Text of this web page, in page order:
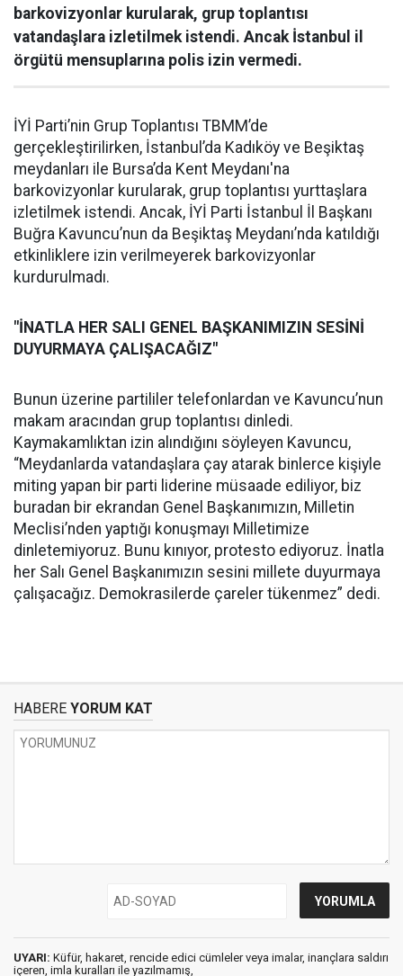
barkovizyonlar kurularak, grup toplantısı
vatandaşlara izletilmek istendi. Ancak İstanbul il
örgütü mensuplarına polis izin vermedi.
İYİ Parti’nin Grup Toplantısı TBMM’de
gerçekleştirilirken, İstanbul’da Kadıköy ve Beşiktaş
meydanları ile Bursa’da Kent Meydanı'na
barkovizyonlar kurularak, grup toplantısı yurttaşlara
izletilmek istendi. Ancak, İYİ Parti İstanbul İl Başkanı
Buğra Kavuncu’nun da Beşiktaş Meydanı’nda katıldığı
etkinliklere izin verilmeyerek barkovizyonlar
kurdurulmadı.
"İNATLA HER SALI GENEL BAŞKANIMIZIN SESİNİ
DUYURMAYA ÇALIŞACAĞIZ"
Bunun üzerine partililer telefonlardan ve Kavuncu’nun
makam aracından grup toplantısı dinledi.
Kaymakamlıktan izin alındığını söyleyen Kavuncu,
“Meydanlarda vatandaşlara çay atarak binlerce kişiyle
miting yapan bir parti liderine müsaade ediliyor, biz
buradan bir ekrandan Genel Başkanımızın, Milletin
Meclisi’nden yaptığı konuşmayı Milletimize
dinletemiyoruz. Bunu kınıyor, protesto ediyoruz. İnatla
her Salı Genel Başkanımızın sesini millete duyurmaya
çalışacağız. Demokrasilerde çareler tükenmez” dedi.
HABERE YORUM KAT
UYARI: Küfür, hakaret, rencide edici cümleler veya imalar, inançlara saldırı
içeren, imla kuralları ile yazılmamış,